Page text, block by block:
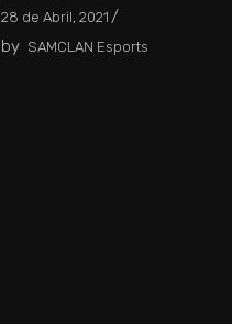
28 de Abril, 2021
by SAMCLAN Esports